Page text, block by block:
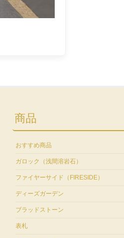
商品
おすすめ商品
ガロック（浅間溶岩石）
ファイヤーサイド（FIRESIDE）
ディーズガーデン
ブラッドストーン
表札